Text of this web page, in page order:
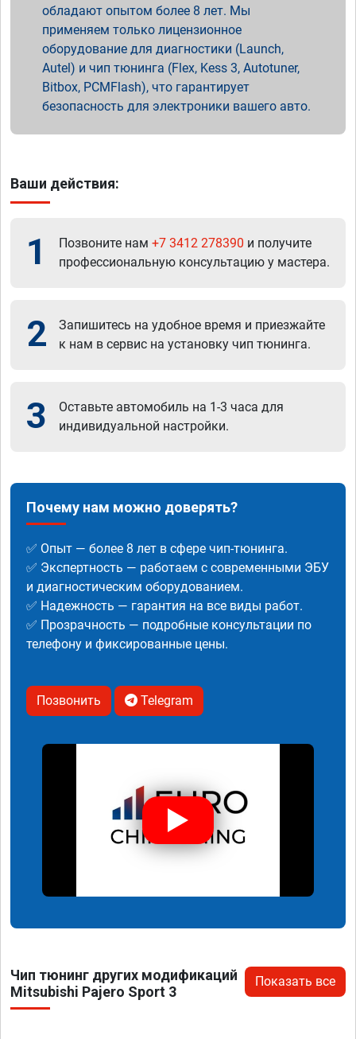
обладают опытом более 8 лет. Мы
применяем только лицензионное
оборудование для диагностики (Launch,
Autel) и чип тюнинга (Flex, Kess 3, Autotuner,
Bitbox, PCMFlash), что гарантирует
безопасность для электроники вашего авто.
Ваши действия:
1 Позвоните нам +7 3412 278390 и получите
профессиональную консультацию у мастера.
2
Запишитесь на удобное время и приезжайте
к нам в сервис на установку чип тюнинга.
3
Оставьте автомобиль на 1-3 часа для
индивидуальной настройки.
Почему нам можно доверять?
✅ Опыт — более 8 лет в сфере чип-тюнинга.
✅ Экспертность — работаем с современными ЭБУ
и диагностическим оборудованием.
✅ Надежность — гарантия на все виды работ.
✅ Прозрачность — подробные консультации по
телефону и фиксированные цены.
Позвонить Telegram
Чип тюнинг других модификаций
Mitsubishi Pajero Sport 3
Показать все